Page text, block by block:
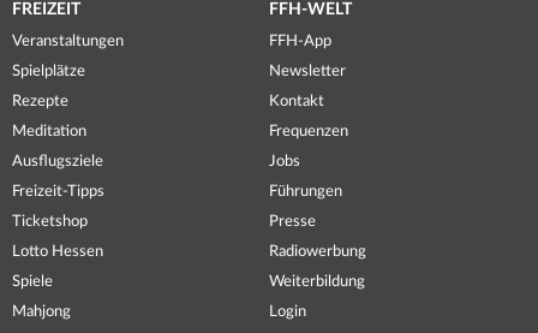
FREIZEIT
Veranstaltungen
Spielplätze
Rezepte
Meditation
Ausflugsziele
Freizeit-Tipps
Ticketshop
Lotto Hessen
Spiele
Mahjong
FFH-WELT
FFH-App
Newsletter
Kontakt
Frequenzen
Jobs
Führungen
Presse
Radiowerbung
Weiterbildung
Login